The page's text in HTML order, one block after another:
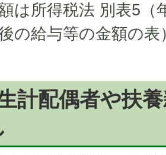
は所得税法 別表5（
の給与等の金額の
計配偶者や扶